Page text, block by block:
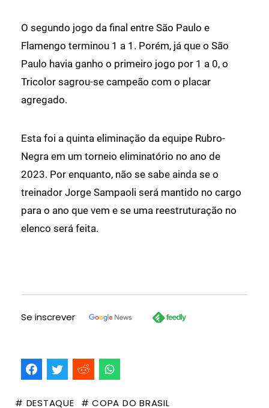
O segundo jogo da final entre São Paulo e
Flamengo terminou 1 a 1. Porém, já que o São
Paulo havia ganho o primeiro jogo por 1 a 0, o
Tricolor sagrou-se campeão com o placar
agregado.
Esta foi a quinta eliminação da equipe Rubro-
Negra em um torneio eliminatório no ano de
2023. Por enquanto, não se sabe ainda se o
treinador Jorge Sampaoli será mantido no cargo
para o ano que vem e se uma reestruturação no
elenco será feita.
Se inscrever
# DESTAQUE # COPA DO BRASIL